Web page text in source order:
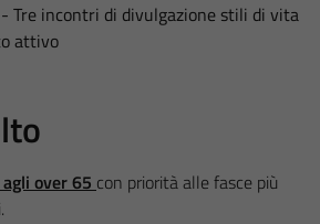
Tre incontri di divulgazione stili di vita
attivo
over 65 con priorità alle fasce più